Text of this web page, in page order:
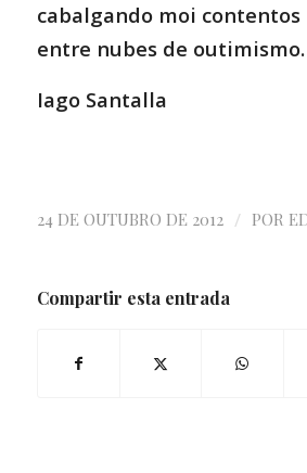
cabalgando moi contentos
entre nubes de outimismo.
Iago Santalla
24 DE OUTUBRO DE 2012 / POR
Compartir esta entrada